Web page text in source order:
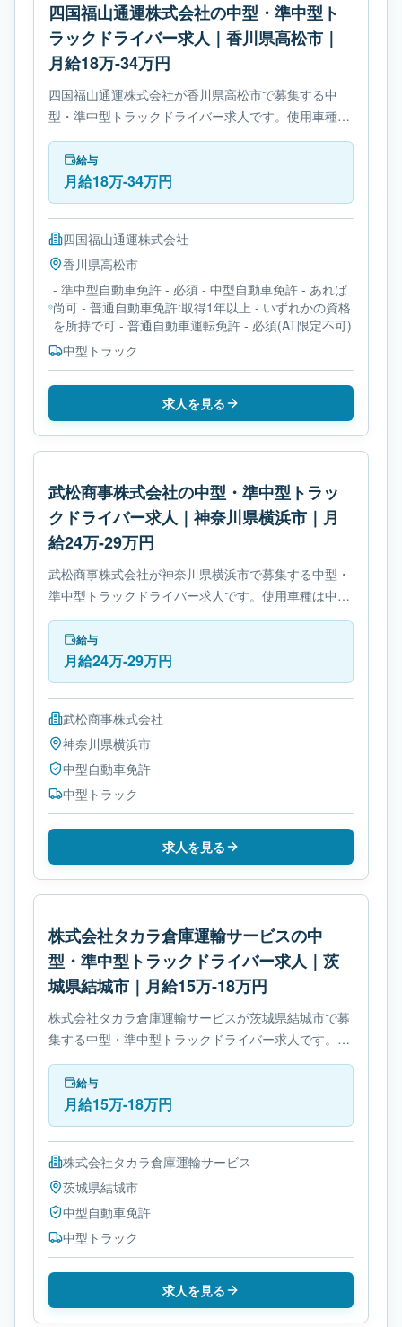
四国福山通運株式会社の中型・準中型ト
ラックドライバー求人｜香川県高松市｜
月給18万-34万円
四国福山通運株式会社が香川県高松市で募集する中
型・準中型トラックドライバー求人です。使用車種は
中型トラックです。勤務時間は- 変形労働時間制で
す。必要免許は- 準中型自動車免許です。
給与
月給18万-34万円
四国福山通運株式会社
香川県高松市
- 準中型自動車免許 - 必須 - 中型自動車免許 - あれば
尚可 - 普通自動車免許:取得1年以上 - いずれかの資格
を所持で可 - 普通自動車運転免許 - 必須(AT限定不可)
中型トラック
求人を見る
武松商事株式会社の中型・準中型トラッ
クドライバー求人｜神奈川県横浜市｜月
給24万-29万円
武松商事株式会社が神奈川県横浜市で募集する中型・
準中型トラックドライバー求人です。使用車種は中型
トラックです。勤務時間は- 変形労働時間制です。必
要免許は中型自動車免許です。
給与
月給24万-29万円
武松商事株式会社
神奈川県横浜市
中型自動車免許
中型トラック
求人を見る
株式会社タカラ倉庫運輸サービスの中
型・準中型トラックドライバー求人｜茨
城県結城市｜月給15万-18万円
株式会社タカラ倉庫運輸サービスが茨城県結城市で募
集する中型・準中型トラックドライバー求人です。使
用車種は中型トラックです。必要免許は中型自動車免
許です。
給与
月給15万-18万円
株式会社タカラ倉庫運輸サービス
茨城県結城市
中型自動車免許
中型トラック
求人を見る